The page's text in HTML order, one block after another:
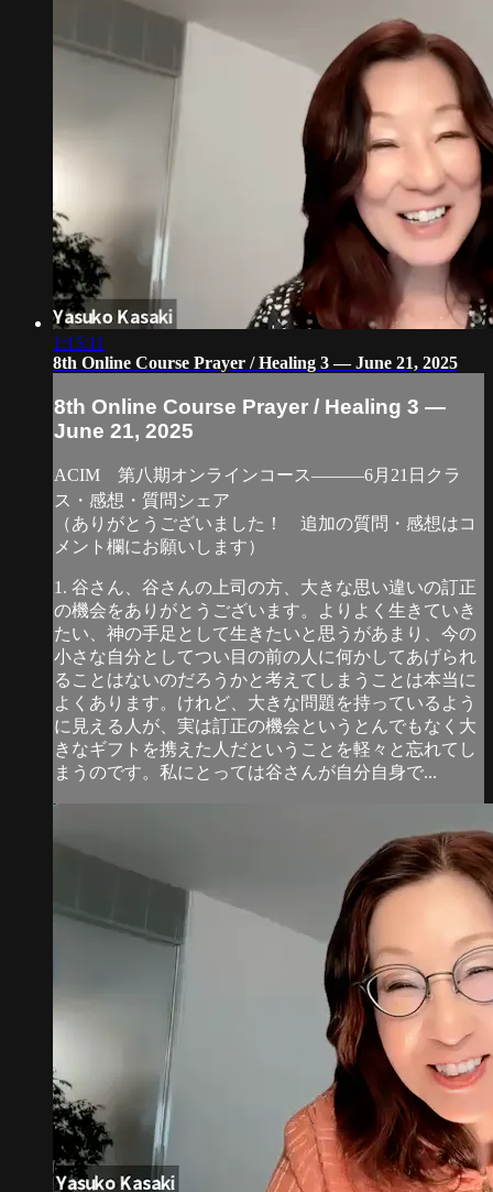
1:15:11
8th Online Course Prayer / Healing 3 — June 21, 2025
8th Online Course Prayer / Healing 3 —
June 21, 2025
ACIM 第八期オンラインコース―――6月21日クラ
ス・感想・質問シェア
（ありがとうございました！ 追加の質問・感想はコ
メント欄にお願いします）
1. 谷さん、谷さんの上司の方、大きな思い違いの訂正
の機会をありがとうございます。よりよく生きていき
たい、神の手足として生きたいと思うがあまり、今の
小さな自分としてつい目の前の人に何かしてあげられ
ることはないのだろうかと考えてしまうことは本当に
よくあります。けれど、大きな問題を持っているよう
に見える人が、実は訂正の機会というとんでもなく大
きなギフトを携えた人だということを軽々と忘れてし
まうのです。私にとっては谷さんが自分自身で...